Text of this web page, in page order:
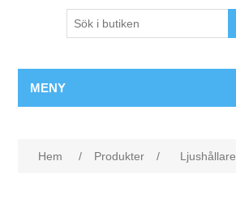
MENY
Hem / Produkter / Ljushållare